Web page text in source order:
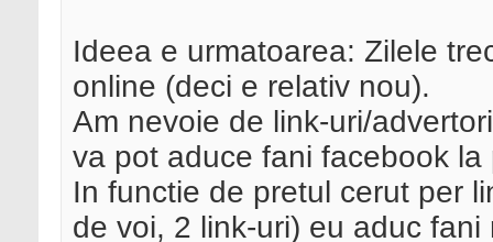
Ideea e urmatoarea: Zilele
online (deci e relativ nou).
Am nevoie de link-uri/
va pot aduce fani facebook
In functie de pretul cerut per
de voi, 2 link-uri) eu aduc fani